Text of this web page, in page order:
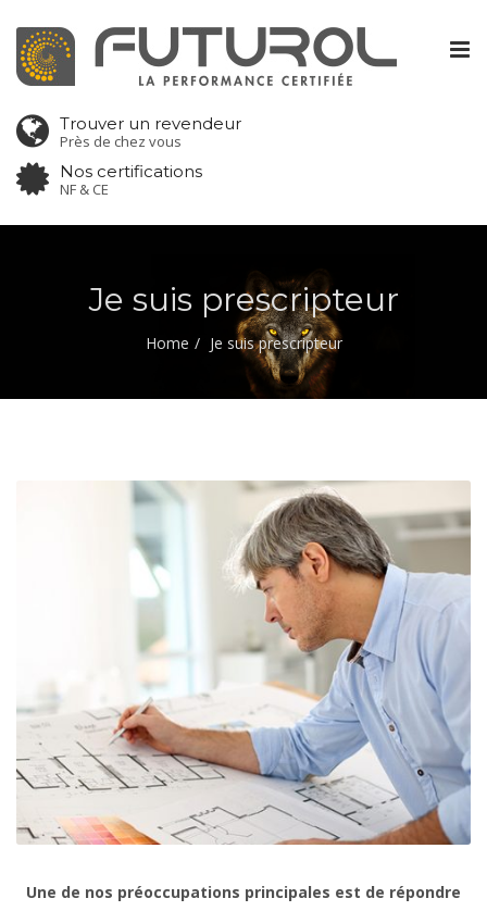
Trouver un revendeur
Près de chez vous
Nos certifications
NF & CE
Je suis prescripteur
Home Je suis prescripteur
Une de nos préoccupations principales est de répondre